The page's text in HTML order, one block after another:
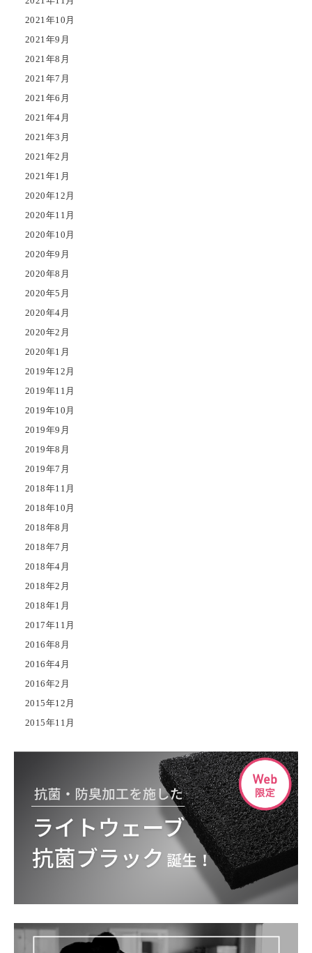
2021年10月
2021年9月
2021年8月
2021年7月
2021年6月
2021年4月
2021年3月
2021年2月
2021年1月
2020年12月
2020年11月
2020年10月
2020年9月
2020年8月
2020年5月
2020年4月
2020年2月
2020年1月
2019年12月
2019年11月
2019年10月
2019年9月
2019年8月
2019年7月
2018年11月
2018年10月
2018年8月
2018年7月
2018年4月
2018年2月
2018年1月
2017年11月
2016年8月
2016年4月
2016年2月
2015年12月
2015年11月